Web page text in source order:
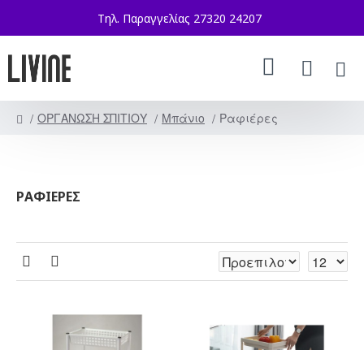
Τηλ. Παραγγελίας 27320 24207
ΟΡΓΑΝΩΣΗ ΣΠΙΤΙΟΥ Μπάνιο Ραφιέρες
ΡΑΦΙΈΡΕΣ